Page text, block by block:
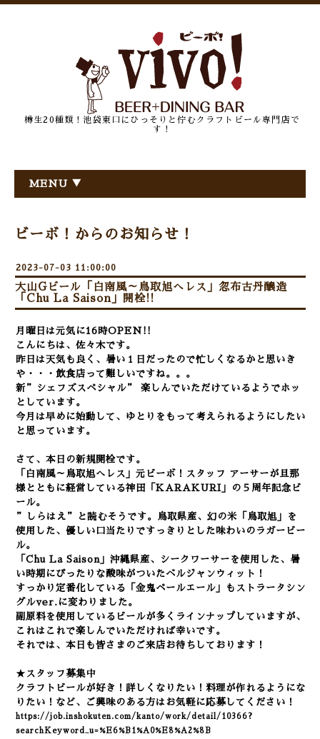
樽生20種類！池袋東口にひっそりと佇むクラフトビール専門店で
す！
MENU ▼
ビーボ！からのお知らせ！
2023-07-03 11:00:00
大山Gビール「白南風～鳥取旭へレス」忽布古丹醸造
「Chu La Saison」開栓!!
月曜日は元気に16時OPEN!!
こんにちは、佐々木です。
昨日は天気も良く、暑い１日だったので忙しくなるかと思いき
や・・・飲食店って難しいですね。。。
新”シェフズスペシャル” 楽しんでいただけているようでホッ
としています。
今月は早めに始動して、ゆとりをもって考えられるようにしたい
と思っています。
さて、本日の新規開栓です。
「白南風～鳥取旭へレス」元ビーボ！スタッフ アーサーが旦那
様とともに経営している神田「KARAKURI」の５周年記念ビ
ール。
”しらはえ”と読むそうです。鳥取県産、幻の米「鳥取旭」を
使用した、優しい口当たりですっきりとした味わいのラガービー
ル。
「Chu La Saison」沖縄県産、シークワーサーを使用した、暑
い時期にぴったりな酸味がついたベルジャンウィット！
すっかり定番化している「金鬼ペールエール」もストラータシン
グルver.に変わりました。
副原料を使用しているビールが多くラインナップしていますが、
これはこれで楽しんでいただければ幸いです。
それでは、本日も皆さまのご来店お待ちしております！
★スタッフ募集中
クラフトビールが好き！詳しくなりたい！ 料理が作れるようにな
りたい！など、
ご興味のある方はお気軽に応募してください！
https://job.inshokuten.com/kanto/work/detail/10366?
searchKeyword_u=%E6%B1%A0%E8%A2%8B